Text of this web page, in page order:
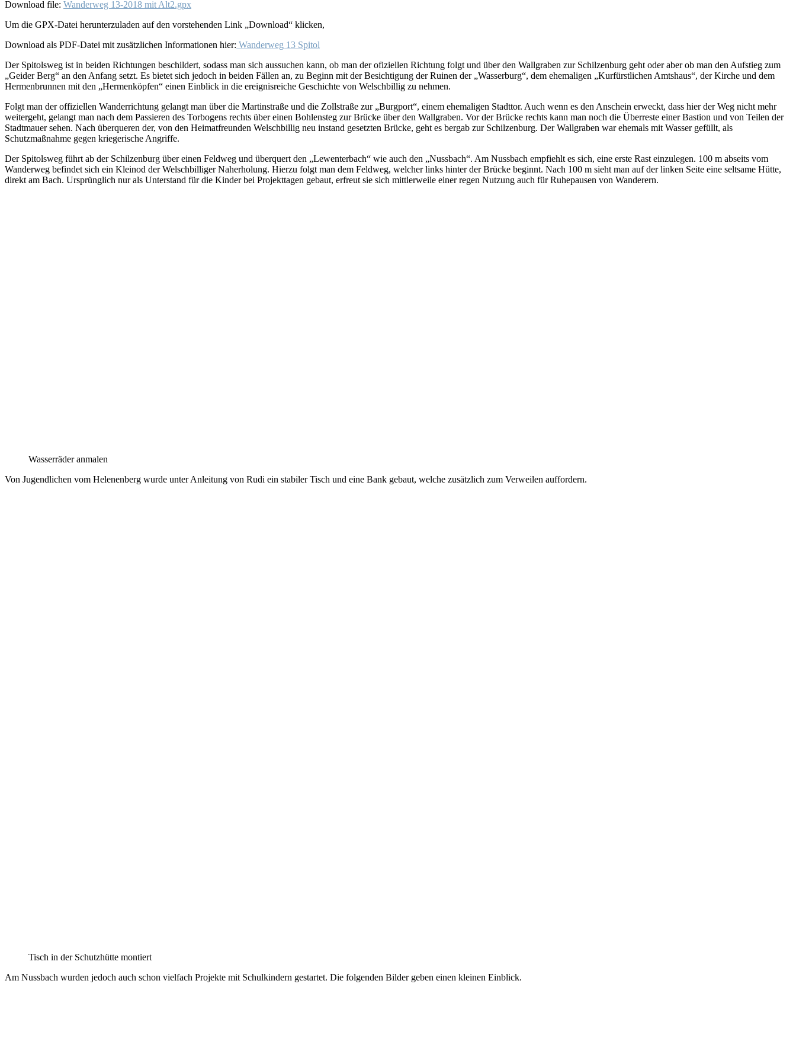
Download file: Wanderweg 13-2018 mit Alt2.gpx
Um die GPX-Datei herunterzuladen auf den vorstehenden Link „Download“ klicken,
Download als PDF-Datei mit zusätzlichen Informationen hier: Wanderweg 13 Spitol
Der Spitolsweg ist in beiden Richtungen beschildert, sodass man sich aussuchen kann, ob man der ofiziellen Richtung folgt und über den Wallgraben zur Schilzenburg geht oder aber ob man den Aufstieg zum
„Geider Berg“ an den Anfang setzt. Es bietet sich jedoch in beiden Fällen an, zu Beginn mit der Besichtigung der Ruinen der „Wasserburg“, dem ehemaligen „Kurfürstlichen Amtshaus“, der Kirche und dem
Hermenbrunnen mit den „Hermenköpfen“ einen Einblick in die ereignisreiche Geschichte von Welschbillig zu nehmen.
Folgt man der offiziellen Wanderrichtung gelangt man über die Martinstraße und die Zollstraße zur „Burgport“, einem ehemaligen Stadttor. Auch wenn es den Anschein erweckt, dass hier der Weg nicht mehr
weitergeht, gelangt man nach dem Passieren des Torbogens rechts über einen Bohlensteg zur Brücke über den Wallgraben. Vor der Brücke rechts kann man noch die Überreste einer Bastion und von Teilen der
Stadtmauer sehen. Nach überqueren der, von den Heimatfreunden Welschbillig neu instand gesetzten Brücke, geht es bergab zur Schilzenburg. Der Wallgraben war ehemals mit Wasser gefüllt, als
Schutzmaßnahme gegen kriegerische Angriffe.
Der Spitolsweg führt ab der Schilzenburg über einen Feldweg und überquert den „Lewenterbach“ wie auch den „Nussbach“. Am Nussbach empfiehlt es sich, eine erste Rast einzulegen. 100 m abseits vom
Wanderweg befindet sich ein Kleinod der Welschbilliger Naherholung. Hierzu folgt man dem Feldweg, welcher links hinter der Brücke beginnt. Nach 100 m sieht man auf der linken Seite eine seltsame Hütte,
direkt am Bach. Ursprünglich nur als Unterstand für die Kinder bei Projekttagen gebaut, erfreut sie sich mittlerweile einer regen Nutzung auch für Ruhepausen von Wanderern.
Wasserräder anmalen
Von Jugendlichen vom Helenenberg wurde unter Anleitung von Rudi ein stabiler Tisch und eine Bank gebaut, welche zusätzlich zum Verweilen auffordern.
Tisch in der Schutzhütte montiert
Am Nussbach wurden jedoch auch schon vielfach Projekte mit Schulkindern gestartet. Die folgenden Bilder geben einen kleinen Einblick.